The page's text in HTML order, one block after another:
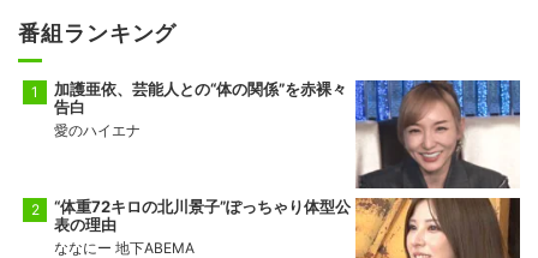
番組ランキング
加護亜依、芸能人との“体の関係”を赤裸々
告白
愛のハイエナ
“体重72キロの北川景子”ぽっちゃり体型公
表の理由
ななにー 地下ABEMA